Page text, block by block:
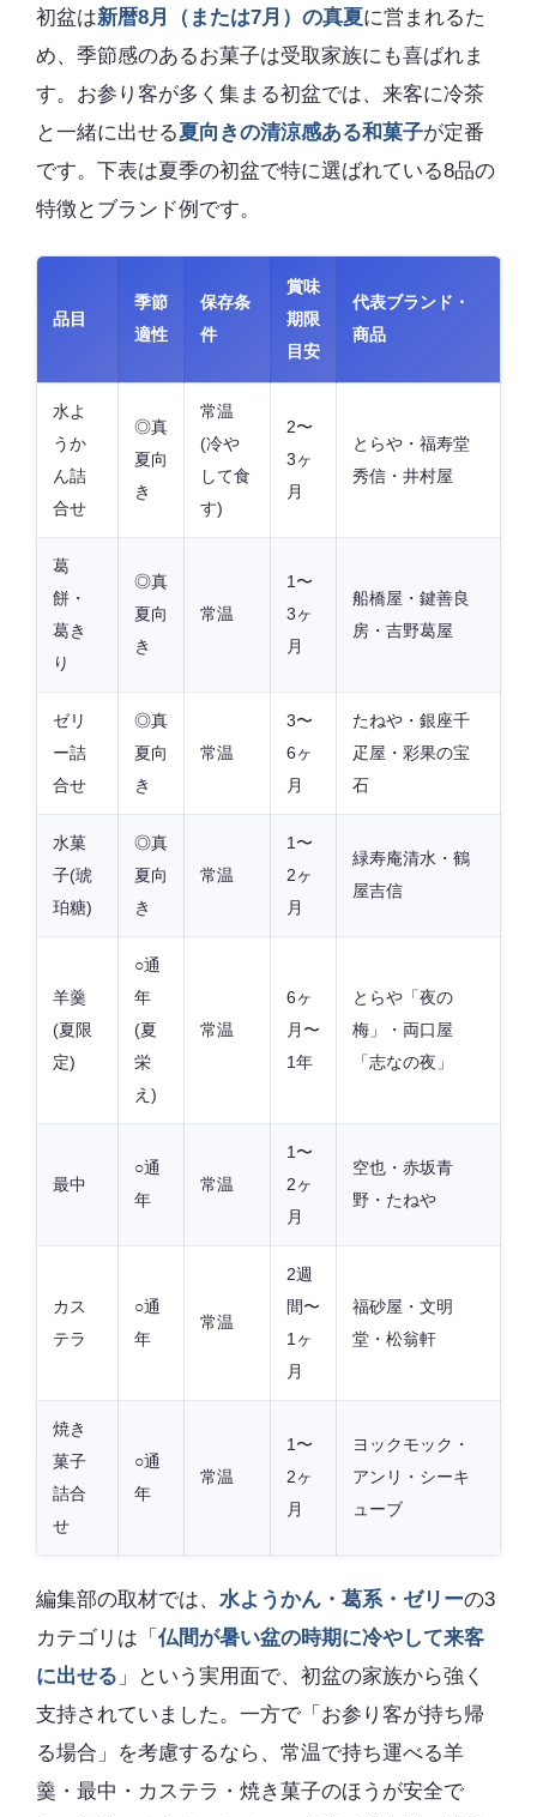
初盆は新暦8月（または7月）の真夏に営まれるた
め、季節感のあるお菓子は受取家族にも喜ばれま
す。お参り客が多く集まる初盆では、来客に冷茶
と一緒に出せる夏向きの清涼感ある和菓子が定番
です。下表は夏季の初盆で特に選ばれている8品の
特徴とブランド例です。
品目
季節
適性
保存条
件
賞味
期限
目安
代表ブランド・
商品
水よ
うか
ん詰
合せ
◎真
夏向
き
常温
(冷や
して食
す)
2〜
3ヶ
月
とらや・福寿堂
秀信・井村屋
葛
餅・
葛き
り
◎真
夏向
き
常温
1〜
3ヶ
月
船橋屋・鍵善良
房・吉野葛屋
ゼリ
ー詰
合せ
◎真
夏向
き
常温
3〜
6ヶ
月
たねや・銀座千
疋屋・彩果の宝
石
水菓
子(琥
珀糖)
◎真
夏向
き
常温
1〜
2ヶ
月
緑寿庵清水・鶴
屋吉信
羊羹
(夏限
定)
○通
年
(夏
栄
え)
常温
6ヶ
月〜
1年
とらや「夜の
梅」・両口屋
「志なの夜」
最中
○通
年
常温
1〜
2ヶ
月
空也・赤坂青
野・たねや
カス
テラ
○通
年
常温
2週
間〜
1ヶ
月
福砂屋・文明
堂・松翁軒
焼き
菓子
詰合
せ
○通
年
常温
1〜
2ヶ
月
ヨックモック・
アンリ・シーキ
ューブ
編集部の取材では、 水ようかん・葛系・ゼリーの3
カテゴリは「 仏間が暑い盆の時期に冷やして来客
に出せる 」という実用面で、初盆の家族から強く
支持されていました。一方で「お参り客が持ち帰
る場合」を考慮するなら、常温で持ち運べる羊
羹・最中・カステラ・焼き菓子のほうが安全で